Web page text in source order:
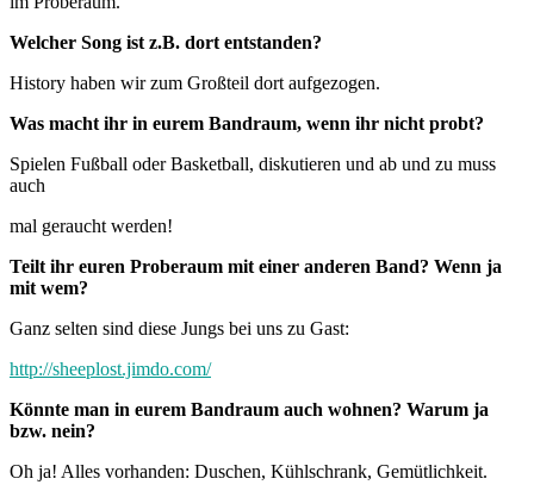
Welcher Song ist z.B. dort entstanden?
History haben wir zum Großteil dort aufgezogen.
Was macht ihr in eurem Bandraum, wenn ihr nicht probt?
Spielen Fußball oder Basketball, diskutieren und ab und zu muss
auch
mal geraucht werden!
Teilt ihr euren Proberaum mit einer anderen Band? Wenn ja
mit wem?
Ganz selten sind diese Jungs bei uns zu Gast:
http://sheeplost.jimdo.com/
Könnte man in eurem Bandraum auch wohnen? Warum ja
bzw. nein?
Oh ja! Alles vorhanden: Duschen, Kühlschrank, Gemütlichkeit.